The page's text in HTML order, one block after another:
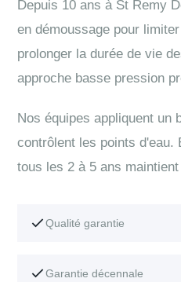
Depuis 10 ans à St Remy
en démoussage pour
prolonger la durée de vie
approche basse pression
Nos équipes appliquent un
contrôlent les points d'eau.
tous les 2 à 5 ans
Qualité garantie
Garantie décennale